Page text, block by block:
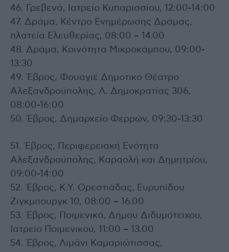
46. Γρεβενά, Ιατρείο Κυπαρισσίου, 12:00-14:00
47. Δράμα, Κέντρο Ενημέρωσης Δράμας,
πλατεία Ελευθερίας, 08:00 – 14.00
48. Δράμα, Κοινότητα Μικροκάμπου, 09:00-
13:30
49. Έβρος, Φουαγιέ Δημοτικό Θέατρο
Αλεξανδρούπολης, Λ. Δημοκρατίας 306,
08:00-16:00
50. Έβρος, Δημαρχείο Φερρών, 09:30-13:30
51. Έβρος, Περιφερειακή Ενότητα
Αλεξανδρούπολης, Καραολή και Δημητρίου,
09:00-14:00
52. Έβρος, Κ.Υ. Ορεστιάδας, Ευρυπίδου
Ζιγκμπουργκ 10, 08:00 – 16.00
53. Έβρος, Ποιμενικό, Δήμου Διδυμότειχου,
Ιατρείο Ποιμενικού, 11:00 – 13.00
54. Έβρος, Λιμάνι Καμαριώτισσας,